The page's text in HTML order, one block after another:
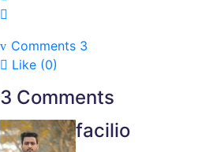
Comments 3
Like (0)
3 Comments
facilio